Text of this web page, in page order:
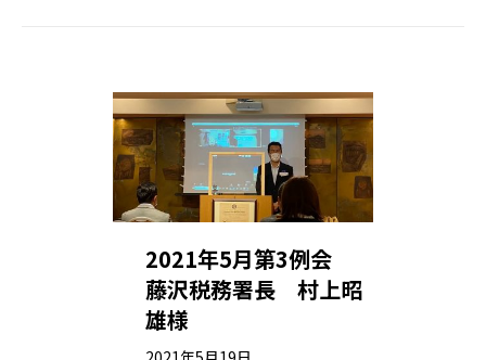
2021年5月第3例会
藤沢税務署長 村上昭
雄様